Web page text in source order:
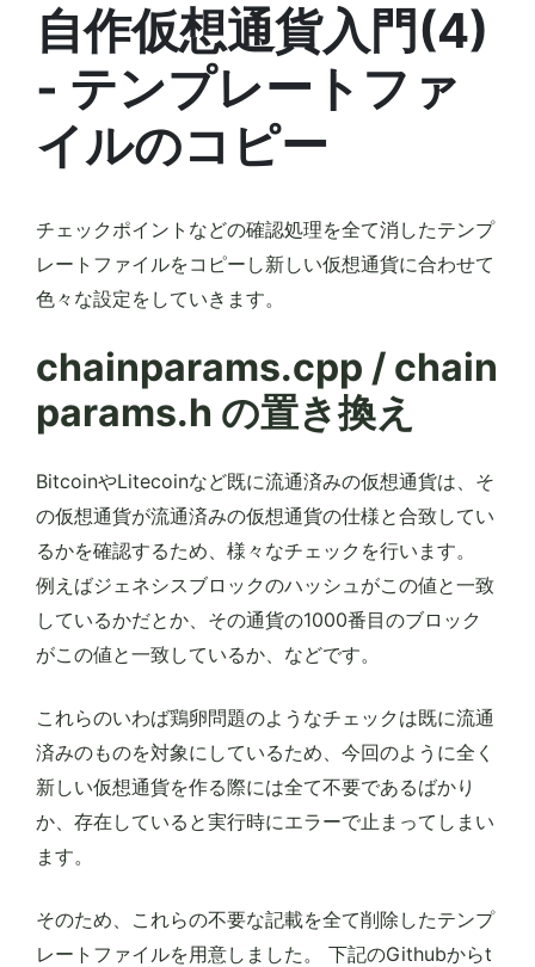
自作仮想通貨入門(4)
- テンプレートファ
イルのコピー
チェックポイントなどの確認処理を全て消したテンプ
レートファイルをコピーし新しい仮想通貨に合わせて
色々な設定をしていきます。
chainparams.cpp / chain
params.h の置き換え
BitcoinやLitecoinなど既に流通済みの仮想通貨は、そ
の仮想通貨が流通済みの仮想通貨の仕様と合致してい
るかを確認するため、様々なチェックを行います。
例えばジェネシスブロックのハッシュがこの値と一致
しているかだとか、その通貨の1000番目のブロック
がこの値と一致しているか、などです。
これらのいわば鶏卵問題のようなチェックは既に流通
済みのものを対象にしているため、今回のように全く
新しい仮想通貨を作る際には全て不要であるばかり
か、存在していると実行時にエラーで止まってしまい
ます。
そのため、これらの不要な記載を全て削除したテンプ
レートファイルを用意しました。 下記のGithubからt